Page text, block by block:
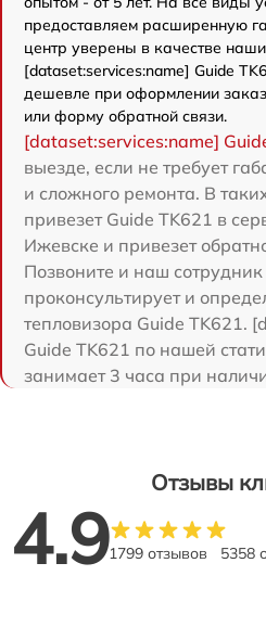
предоставляем расширенную
центр уверены в качестве
[dataset:services:name] Guide
дешевле при оформлении
или форму обратной связи.
[dataset:services:name]
выезде, если не требует
и сложного ремонта. В
привезет Guide TK621 в
Ижевске и привезет
Позвоните и наш
проконсультирует и
тепловизора Guide TK621.
Guide TK621 по нашей
занимает 3 часа при
Отзывы
4.91799 отзывов 5358